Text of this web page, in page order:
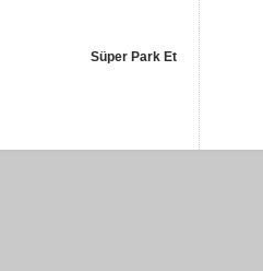
Süper Park Et